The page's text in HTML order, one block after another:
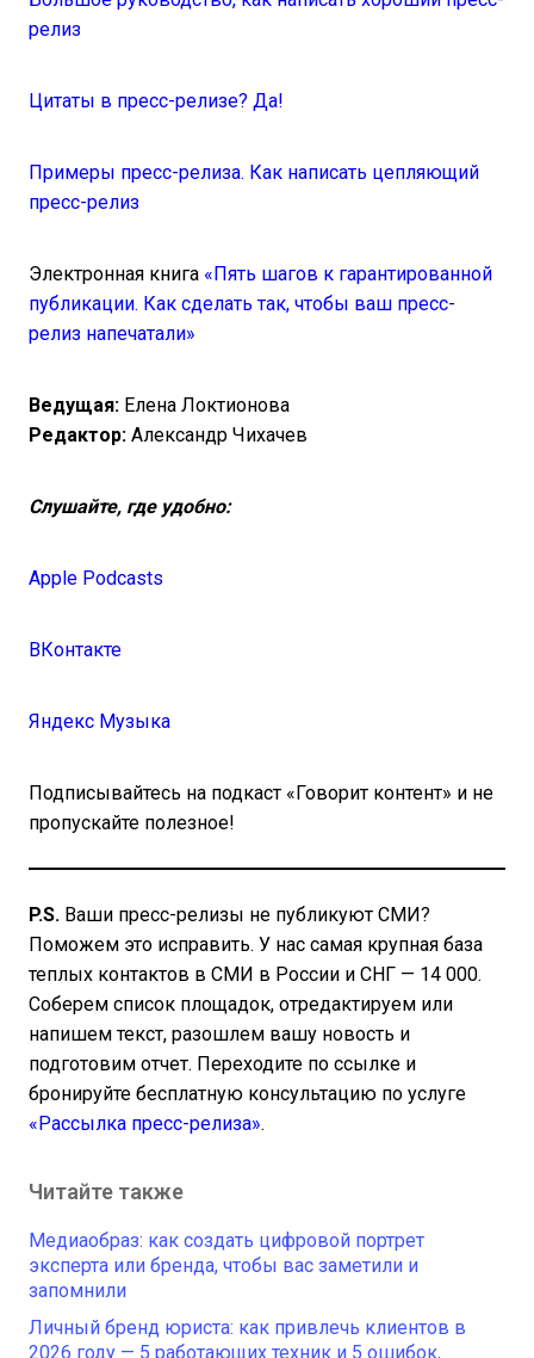
релиз
Цитаты в пресс-релизе? Да!
Примеры пресс-релиза. Как написать цепляющий
пресс-релиз
Электронная книга «Пять шагов к гарантированной
публикации. Как сделать так, чтобы ваш пресс-
релиз напечатали»
Ведущая: Елена Локтионова
Редактор: Александр Чихачев
Слушайте, где удобно:
Apple Podcasts
ВКонтакте
Яндекс Музыка
Подписывайтесь на подкаст «Говорит контент» и не
пропускайте полезное!
P.S. Ваши пресс-релизы не публикуют СМИ?
Поможем это исправить. У нас самая крупная база
теплых контактов в СМИ в России и СНГ — 14 000.
Соберем список площадок, отредактируем или
напишем текст, разошлем вашу новость и
подготовим отчет. Переходите по ссылке и
бронируйте бесплатную консультацию по услуге
«Рассылка пресс-релиза».
Читайте также
Медиаобраз: как создать цифровой портрет
эксперта или бренда, чтобы вас заметили и
запомнили
Личный бренд юриста: как привлечь клиентов в
2026 году — 5 работающих техник и 5 ошибок,